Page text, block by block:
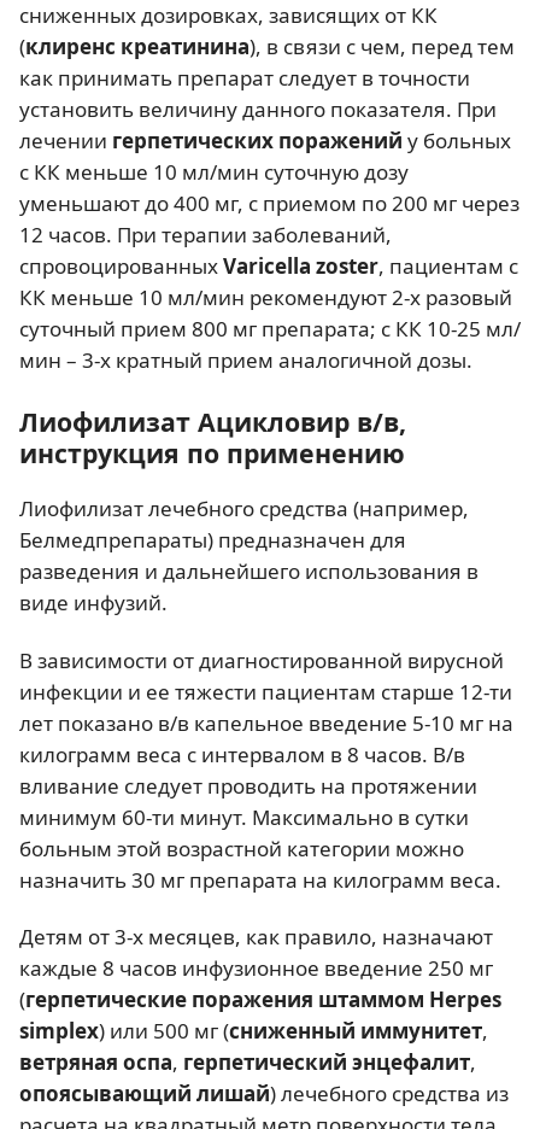
сниженных дозировках, зависящих от КК
(клиренс креатинина), в связи с чем, перед тем
как принимать препарат следует в точности
установить величину данного показателя. При
лечении герпетических поражений у больных
с КК меньше 10 мл/мин суточную дозу
уменьшают до 400 мг, с приемом по 200 мг через
12 часов. При терапии заболеваний,
спровоцированныхVaricella zoster, пациентам с
КК меньше 10 мл/мин рекомендуют 2-х разовый
суточный прием 800 мг препарата; с КК 10-25 мл/
мин – 3-х кратный прием аналогичной дозы.
Лиофилизат Ацикловир в/в,
инструкция по применению
Лиофилизат лечебного средства (например,
Белмедпрепараты) предназначен для
разведения и дальнейшего использования в
виде инфузий.
В зависимости от диагностированной вирусной
инфекции и ее тяжести пациентам старше 12-ти
лет показано в/в капельное введение 5-10 мг на
килограмм веса с интервалом в 8 часов. В/в
вливание следует проводить на протяжении
минимум 60-ти минут. Максимально в сутки
больным этой возрастной категории можно
назначить 30 мг препарата на килограмм веса.
Детям от 3-х месяцев, как правило, назначают
каждые 8 часов инфузионное введение 250 мг
(герпетические поражения штаммом Herpes
simplex) или 500 мг (сниженный иммунитет,
ветряная оспа, герпетический энцефалит,
опоясывающий лишай) лечебного средства из